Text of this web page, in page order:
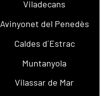
Viladecans
Avinyonet del Penedès
Caldes d´Estrac
Muntanyola
Vilassar de Mar